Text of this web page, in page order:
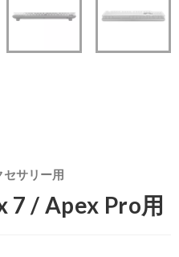
サリー用
7 / Apex Pro用